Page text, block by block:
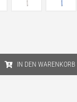
IN DEN WARENKORB